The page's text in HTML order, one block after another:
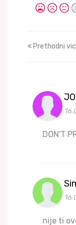
Prethodni vic |
DON'T
nije ti